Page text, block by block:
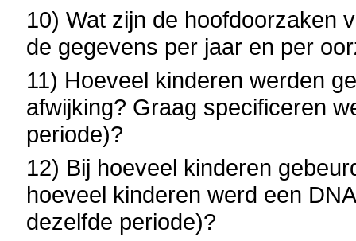
10) Wat zijn de hoofdoorzaken
de gegevens per jaar en per
11) Hoeveel kinderen werden
afwijking? Graag specificeren
periode)?
12) Bij hoeveel kinderen
hoeveel kinderen werd een
dezelfde periode)?